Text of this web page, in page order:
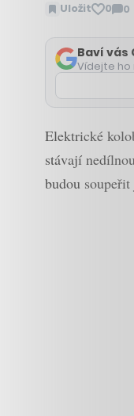
Uložit 0 0
Baví vás
Vídejte ho
Elektrické
stávají
budou